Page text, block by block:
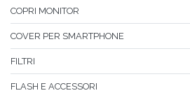
COPRI MONITOR
COVER PER SMARTPHONE
FILTRI
FLASH E ACCESSORI